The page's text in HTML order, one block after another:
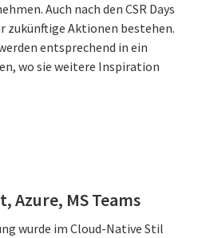
Auch nach den CSR Days
zukünftige Aktionen bestehen.
entsprechend in ein
wo sie weitere Inspiration
Azure, MS Teams
wurde im Cloud-Native Stil